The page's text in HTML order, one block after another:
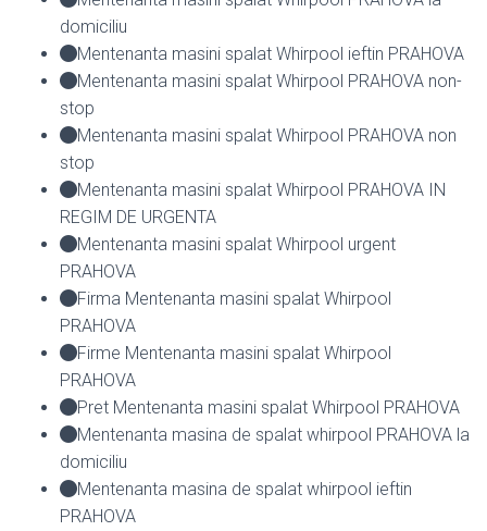
domiciliu
Mentenanta masini spalat Whirpool ieftin PRAHOVA
Mentenanta masini spalat Whirpool PRAHOVA non-
stop
Mentenanta masini spalat Whirpool PRAHOVA non
stop
Mentenanta masini spalat Whirpool PRAHOVA IN
REGIM DE URGENTA
Mentenanta masini spalat Whirpool urgent
PRAHOVA
Firma Mentenanta masini spalat Whirpool
PRAHOVA
Firme Mentenanta masini spalat Whirpool
PRAHOVA
Pret Mentenanta masini spalat Whirpool PRAHOVA
Mentenanta masina de spalat whirpool PRAHOVA la
domiciliu
Mentenanta masina de spalat whirpool ieftin
PRAHOVA